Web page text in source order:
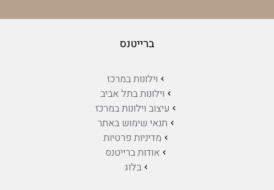
ברייטנס
וילונות במרכז
וילונות בתל אביב
עיצוב וילונות במרכז
תנאי שימוש באתר
מדיניות פרטיות
אודות ברייטנס
בלוג